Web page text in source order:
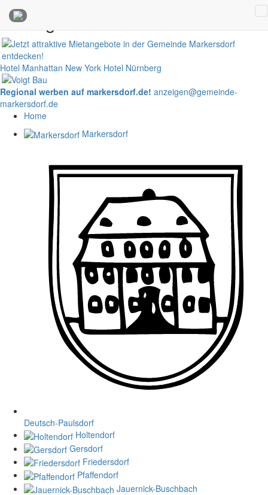
Anzeigen
Hotel Manhattan New York Hotel Nürnberg
Regional werben auf markersdorf.de! anzeigen@gemeinde-
markersdorf.de
Home
Markersdorf
Deutsch-Paulsdorf
Holtendorf
Gersdorf
Friedersdorf
Pfaffendorf
Jauernick-Buschbach